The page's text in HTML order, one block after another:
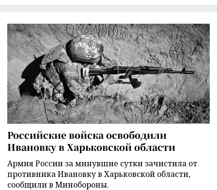
Российские войска освободили
Ивановку в Харьковской области
Армия России за минувшие сутки зачистила от
противника Ивановку в Харьковской области,
сообщили в Минобороны.